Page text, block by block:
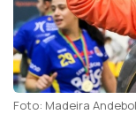
Foto: Madeira